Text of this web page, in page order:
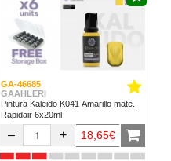
GA-46685
GAAHLERI
Pintura Kaleido K041 Amarillo mate.
Rapidair 6x20ml
– + 18,65€